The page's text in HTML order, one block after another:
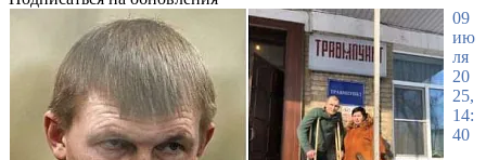
09
ию
ля
20
25,
14:
40